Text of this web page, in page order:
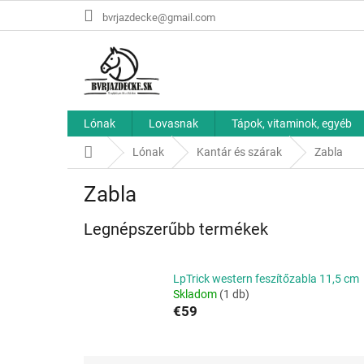
bvrjazdecke@gmail.com
Lónak Lovasnak Tápok, vitaminok, egyéb
KezdőlapLónak Kantár és szárak Zabla
Zabla
Legnépszerűbb termékek
LpTrick western feszítőzabla 11,5 cm
Skladom (1 db)
€59